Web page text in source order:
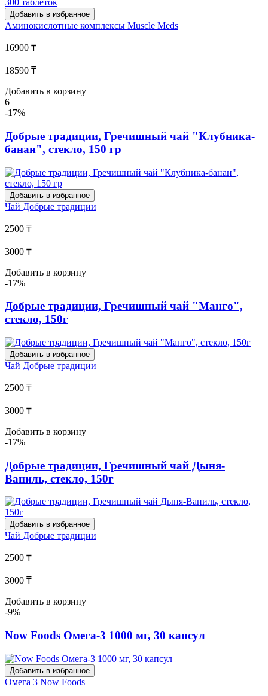
Добавить в избранное
Аминокислотные комплексы Muscle Meds
16900 ₸
18590 ₸
Добавить в корзину
6
-17%
Добрые традиции, Гречишный чай "Клубника-
банан", стекло, 150 гр
Добавить в избранное
Чай Добрые традиции
2500 ₸
3000 ₸
Добавить в корзину
-17%
Добрые традиции, Гречишный чай "Манго",
стекло, 150г
Добавить в избранное
Чай Добрые традиции
2500 ₸
3000 ₸
Добавить в корзину
-17%
Добрые традиции, Гречишный чай Дыня-
Ваниль, стекло, 150г
Добавить в избранное
Чай Добрые традиции
2500 ₸
3000 ₸
Добавить в корзину
-9%
Now Foods Омега-3 1000 мг, 30 капсул
Добавить в избранное
Омега 3 Now Foods